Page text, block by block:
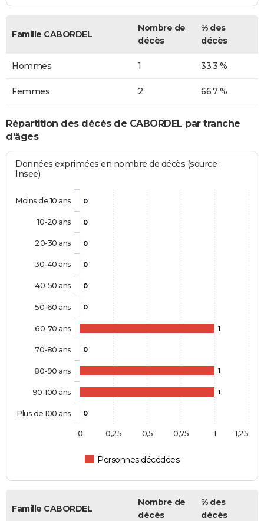
Famille CABORDEL
Nombre de
décès
% des
décès
Hommes 1 33,3 %
Femmes 2 66,7 %
Répartition des décès de CABORDEL par tranche
d'âges
Données exprimées en nombre de décès (source :
Insee)
0
0
0
0
0
0
1
0
1
1
0
Personnes décédées
Moins de 10 ans
10-20 ans
20-30 ans
30-40 ans
40-50 ans
50-60 ans
60-70 ans
70-80 ans
80-90 ans
90-100 ans
Plus de 100 ans
0 1
0,25 0,5 0,75 1,25
Famille CABORDEL
Nombre de
décès
% des
décès